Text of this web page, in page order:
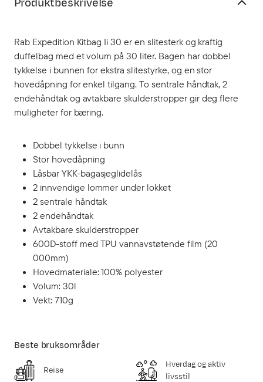
Rab Expedition Kitbag Ii 30 er en slitesterk og kraftig
duffelbag med et volum på 30 liter. Bagen har dobbel
tykkelse i bunnen for ekstra slitestyrke, og en stor
hovedåpning for enkel tilgang. To sentrale håndtak, 2
endehåndtak og avtakbare skulderstropper gir deg flere
muligheter for bæring.
Dobbel tykkelse i bunn
Stor hovedåpning
Låsbar YKK-bagasjeglidelås
2 innvendige lommer under lokket
2 sentrale håndtak
2 endehåndtak
Avtakbare skulderstropper
600D-stoff med TPU vannavstøtende film (20
000mm)
Hovedmateriale: 100% polyester
Volum: 30l
Vekt: 710g
Beste bruksområder
Reise
Hverdag og aktiv
livsstil